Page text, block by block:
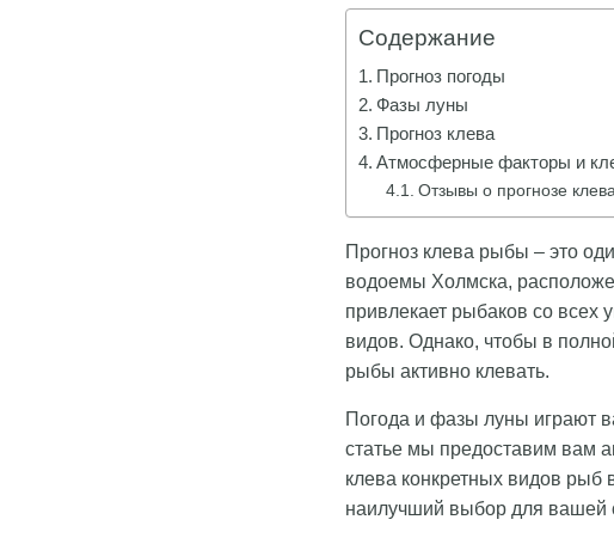
Содержание
Прогноз погоды
Фазы луны
Прогноз клева
Атмосферные факторы и
Отзывы о прогнозе клева
Прогноз клева рыбы – это
водоемы Холмска,
привлекает рыбаков со всех
видов. Однако, чтобы в
рыбы активно клевать.
Погода и фазы луны играют
статье мы предоставим вам
клева конкретных видов
наилучший выбор для вашей